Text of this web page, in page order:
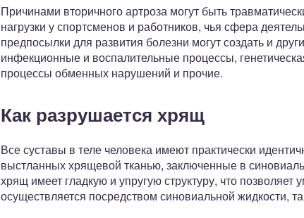
Причинами вторичного артроза могут быть
нагрузки у спортсменов и работников, чья сфера
предпосылки для развития болезни могут создать и
инфекционные и воспалительные процессы,
процессы обменных нарушений и прочие.
Как разрушается хрящ
Все суставы в теле человека имеют практически
выстланных хрящевой тканью, заключенные в
хрящ имеет гладкую и упругую структуру, что
осуществляется посредством синовиальной жидкости,